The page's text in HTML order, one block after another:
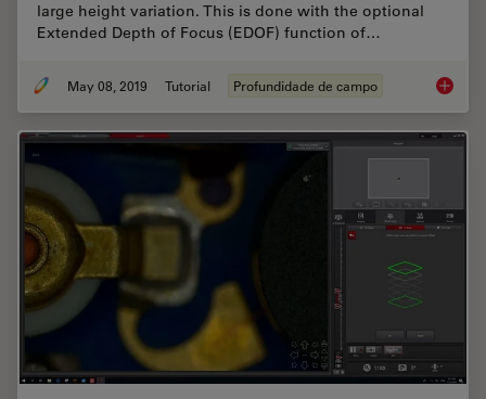
large height variation. This is done with the optional
Extended Depth of Focus (EDOF) function of…
May 08, 2019 Tutorial Profundidade de campo How